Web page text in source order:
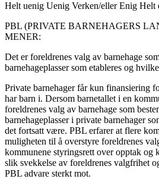
Helt uenig Uenig Verken/ellerEnig Helt
PBL (PRIVATE BARNEHAGERS
MENER:
Det er foreldrenes valg av barnehage
barnehageplasser som etableres og
Private barnehager får kun finansiering
har barn i. Dersom barnetallet i en
foreldrenes valg av barnehage som
barnehageplasser i private barnehager
det fortsatt være. PBL erfarer at flere
muligheten til å overstyre foreldrenes
kommunene styringsrett over opptak og
slik svekkelse av foreldrenes valgfrihet
PBL advare sterkt mot.